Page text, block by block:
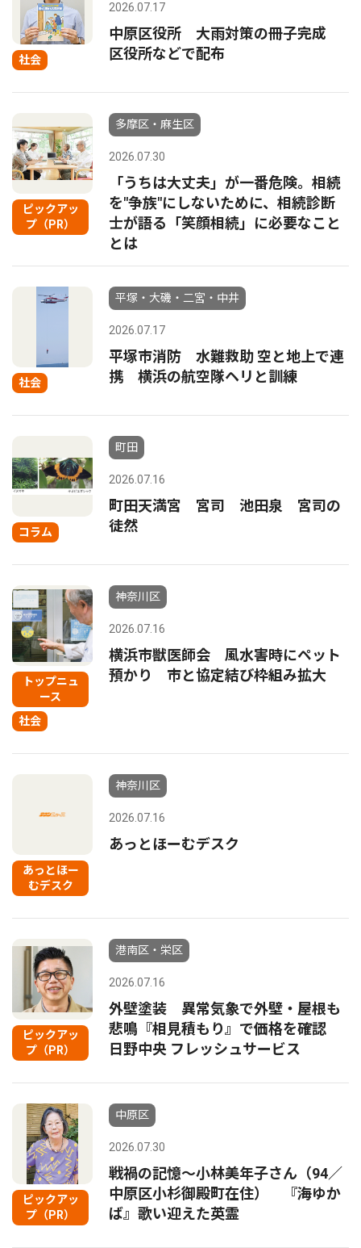
社会
2026.07.17
中原区役所 大雨対策の冊子完成
区役所などで配布
ピックアッ
プ（PR）
多摩区・麻生区
2026.07.30
「うちは大丈夫」が一番危険。相続
を"争族"にしないために、相続診断
士が語る「笑顔相続」に必要なこと
とは
社会
平塚・大磯・二宮・中井
2026.07.17
平塚市消防 水難救助 空と地上で連
携 横浜の航空隊ヘリと訓練
コラム
町田
2026.07.16
町田天満宮 宮司 池田泉 宮司の
徒然
トップニュ
ース
社会
神奈川区
2026.07.16
横浜市獣医師会 風水害時にペット
預かり 市と協定結び枠組み拡大
あっとほー
むデスク
神奈川区
2026.07.16
あっとほーむデスク
ピックアッ
プ（PR）
港南区・栄区
2026.07.16
外壁塗装 異常気象で外壁・屋根も
悲鳴『相見積もり』で価格を確認
日野中央 フレッシュサービス
ピックアッ
プ（PR）
中原区
2026.07.30
戦禍の記憶〜小林美年子さん（94／
中原区小杉御殿町在住） 『海ゆか
ば』歌い迎えた英霊